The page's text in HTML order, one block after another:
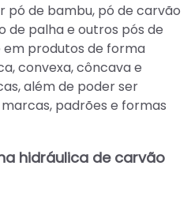
pó de bambu, pó de carvão
de palha e outros pós de
produtos de forma
convexa, côncava e
além de poder ser
padrões e formas
hidráulica de carvão